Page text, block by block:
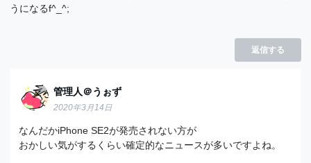
うになるf^_^;
返信する
管理人＠うぉず
2020年3月14日
なんだかiPhone SE2が発売されない方が
おかしい気がするくらい確定的なニュースが多いですよね。